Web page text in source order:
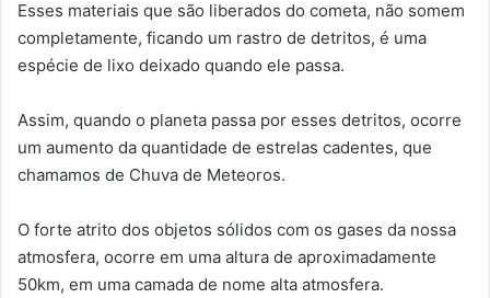
Esses materiais que são liberados do cometa, não somem
completamente, ficando um rastro de detritos, é uma
espécie de lixo deixado quando ele passa.
Assim, quando o planeta passa por esses detritos, ocorre
um aumento da quantidade de estrelas cadentes, que
chamamos de Chuva de Meteoros.
O forte atrito dos objetos sólidos com os gases da nossa
atmosfera, ocorre em uma altura de aproximadamente
50km, em uma camada de nome alta atmosfera.